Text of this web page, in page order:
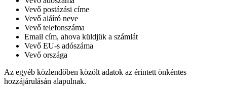
Vevő postázási címe
Vevő aláíró neve
Vevő telefonszáma
Email cím, ahova küldjük a számlát
Vevő EU-s adószáma
Vevő országa
Az egyéb közlendőben közölt adatok az érintett önkéntes
hozzájárulásán alapulnak.